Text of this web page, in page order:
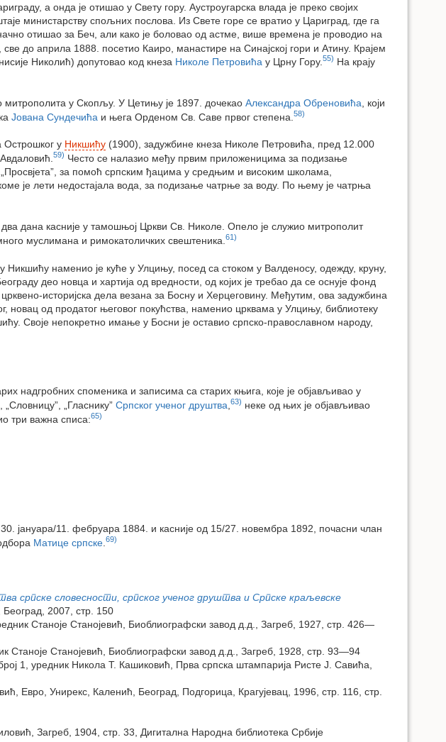
а онда је отишао у Свету гору. Аустроугарска влада је преко својих
министарству спољних послова. Из Свете горе се вратио у Цариград, где га
отишао за Беч, али како је боловао од астме, више времена је проводио на
све до априла 1888. посетио Каиро, манастире на Синајској гори и Атину. Крајем
Николић) допутовао код кнеза Николе Петровића у Црну Гору. 55) На крају
митрополита у Скопљу. У Цетињу је 1897. дочекао Александра Обреновића, који
Јована Сундечића и њега Орденом Св. Саве првог степена. 58)
Острошког у Никшићу (1900), задужбине кнеза Николе Петровића, пред 12.000
59) Често се налазио међу првим приложеницима за подизање
„Просвјета”, за помоћ српским ђацима у средњим и високим школама,
је лети недостајала вода, за подизање чатрње за воду. По њему је чатрња
дана касније у тамошњој Цркви Св. Николе. Опело је служио митрополит
муслимана и римокатоличких свештеника. 61)
наменио је куће у Улцињу, посед са стоком у Валденосу, одежду, круну,
део новца и хартија од вредности, од којих је требао да се оснује фонд
историјска дела везана за Босну и Херцеговину. Међутим, ова задужбина
новац од продатог његовог покућства, наменио црквама у Улцињу, библиотеку
Своје непокретно имање у Босни је оставио српско-православном народу,
надгробних споменика и записима са старих књига, које је објављивао у
„Гласнику” Српског ученог друштва 63) неке од њих је објављивао
три важна списа:65)
јануара/11. фебруара 1884. и касније од 15/27. новембра 1892, почасни члан
Матице српске 69)
српске словесности, српског ученог друштва и Српске краљевске
Београд, 2007, стр. 150
Станоје Станојевић, Биоблиографски завод д.д., Загреб, 1927, стр. 426—
Станоје Станојевић, Биоблиографски завод д.д., Загреб, 1928, стр. 93—94
1, уредник Никола Т. Кашиковић, Прва српска штампарија Ристе Ј. Савића,
Евро, Унирекс, Каленић, Београд, Подгорица, Крагујевац, 1996, стр. 116, стр.
Загреб, 1904, стр. 33, Дигитална Народна библиотека Србије